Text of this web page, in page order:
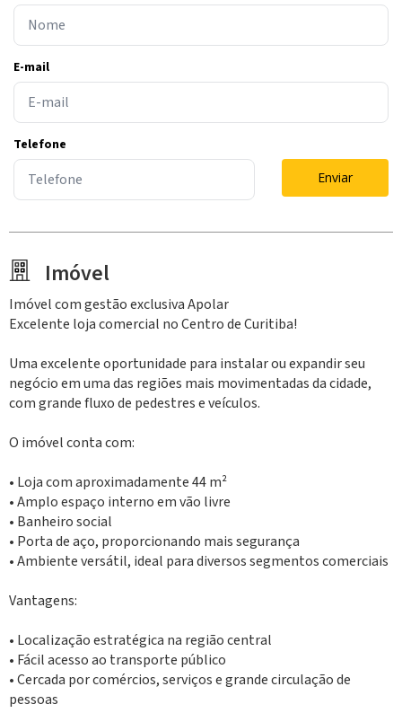
E-mail
Telefone
Enviar
Imóvel
Imóvel com gestão exclusiva Apolar
Excelente loja comercial no Centro de Curitiba!
Uma excelente oportunidade para instalar ou expandir seu
negócio em uma das regiões mais movimentadas da cidade,
com grande fluxo de pedestres e veículos.
O imóvel conta com:
• Loja com aproximadamente 44 m²
• Amplo espaço interno em vão livre
• Banheiro social
• Porta de aço, proporcionando mais segurança
• Ambiente versátil, ideal para diversos segmentos comerciais
Vantagens:
• Localização estratégica na região central
• Fácil acesso ao transporte público
• Cercada por comércios, serviços e grande circulação de
pessoas